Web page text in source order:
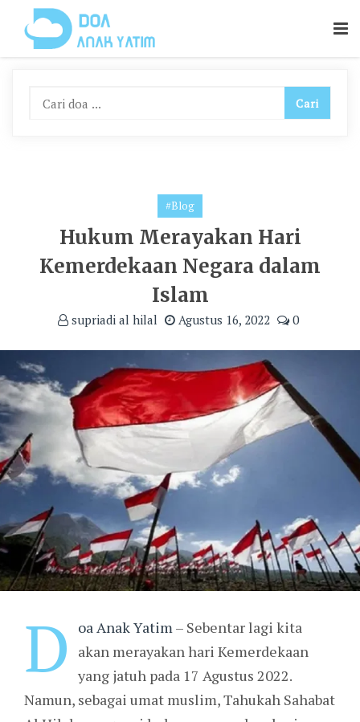
Content
#Blog
Hukum Merayakan Hari
Kemerdekaan Negara dalam
Islam
supriadi al hilal Agustus 16, 2022 0
D oa Anak Yatim– Sebentar lagi kita
akan merayakan hari Kemerdekaan
yang jatuh pada 17 Agustus 2022.
Namun, sebagai umat muslim, Tahukah Sahabat